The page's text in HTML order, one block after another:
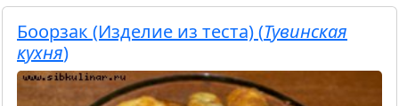
Боорзак (Изделие из теста) (Тувинская
кухня)